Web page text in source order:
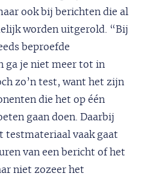
ook bij berichten die al
worden uitgerold. “Bij
beproefde
ga je niet meer tot in
zo’n test, want het zijn
die het op één
gaan doen. Daarbij
testmateriaal vaak gaat
van een bericht of het
niet zozeer het